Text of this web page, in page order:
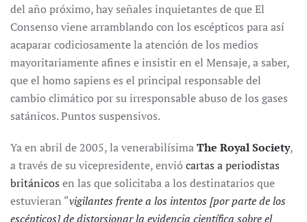
del año próximo, hay señales inquietantes de que El
Consenso viene arramblando con los escépticos para así
acaparar codiciosamente la atención de los medios
mayoritariamente afines e insistir en el Mensaje, a saber,
que el homo sapiens es el principal responsable del
cambio climático por su irresponsable abuso de los gases
satánicos. Puntos suspensivos.
Ya en abril de 2005, la venerabilísimaThe Royal Society,
a través de su vicepresidente, envió cartas a periodistas
británicos en las que solicitaba a los destinatarios que
estuvieran “vigilantes frente a los intentos [por parte de los
escépticos] de distorsionar la evidencia científica sobre el